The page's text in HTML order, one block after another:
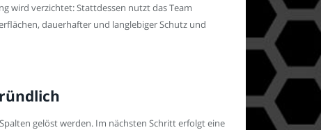
wird verzichtet: Stattdessen nutzt das Team
dauerhafter und langlebiger Schutz und
gelöst werden. Im nächsten Schritt erfolgt eine